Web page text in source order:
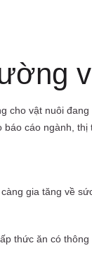
cho vật nuôi
cáo ngành,
gia tăng về
thức ăn có